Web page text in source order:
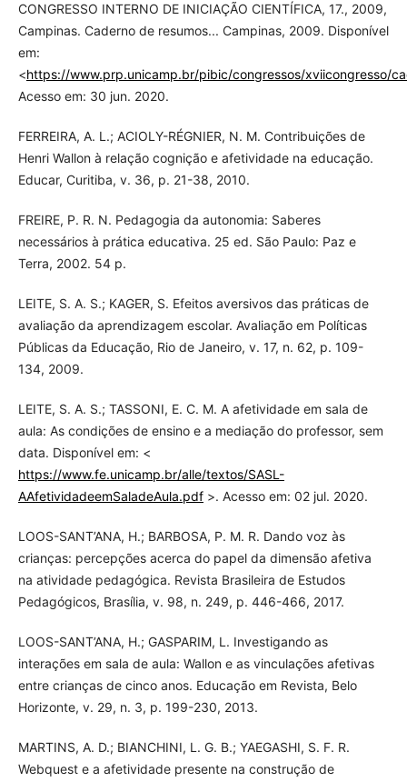
CONGRESSO INTERNO DE INICIAÇÃO CIENTÍFICA, 17., 2009,
Campinas. Caderno de resumos... Campinas, 2009. Disponível
em:
<https://www.prp.unicamp.br/pibic/congressos/xviicongresso/
Acesso em: 30 jun. 2020.
FERREIRA, A. L.; ACIOLY-RÉGNIER, N. M. Contribuições de
Henri Wallon à relação cognição e afetividade na educação.
Educar, Curitiba, v. 36, p. 21-38, 2010.
FREIRE, P. R. N. Pedagogia da autonomia: Saberes
necessários à prática educativa. 25 ed. São Paulo: Paz e
Terra, 2002. 54 p.
LEITE, S. A. S.; KAGER, S. Efeitos aversivos das práticas de
avaliação da aprendizagem escolar. Avaliação em Políticas
Públicas da Educação, Rio de Janeiro, v. 17, n. 62, p. 109-
134, 2009.
LEITE, S. A. S.; TASSONI, E. C. M. A afetividade em sala de
aula: As condições de ensino e a mediação do professor, sem
data. Disponível em: <
https://www.fe.unicamp.br/alle/textos/SASL-
AAfetividadeemSaladeAula.pdf>. Acesso em: 02 jul. 2020.
LOOS-SANT’ANA, H.; BARBOSA, P. M. R. Dando voz às
crianças: percepções acerca do papel da dimensão afetiva
na atividade pedagógica. Revista Brasileira de Estudos
Pedagógicos, Brasília, v. 98, n. 249, p. 446-466, 2017.
LOOS-SANT’ANA, H.; GASPARIM, L. Investigando as
interações em sala de aula: Wallon e as vinculações afetivas
entre crianças de cinco anos. Educação em Revista, Belo
Horizonte, v. 29, n. 3, p. 199-230, 2013.
MARTINS, A. D.; BIANCHINI, L. G. B.; YAEGASHI, S. F. R.
Webquest e a afetividade presente na construção de